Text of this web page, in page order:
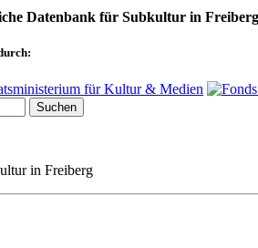
Datenbank für Subkultur in
in Freiberg